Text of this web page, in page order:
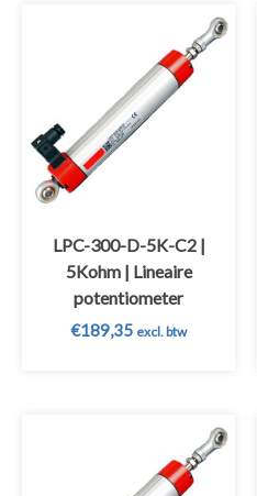
LPC-300-D-5K-C2 |
5Kohm | Lineaire
potentiometer
€189,35 excl. btw